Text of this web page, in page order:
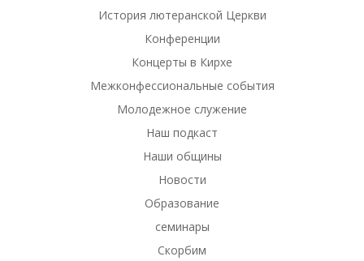
История лютеранской Церкви
Конференции
Концерты в Кирхе
Межконфессиональные события
Молодежное служение
Наш подкаст
Наши общины
Новости
Образование
семинары
Скорбим